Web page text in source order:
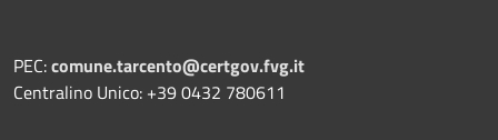
PEC:comune.tarcento@certgov.fvg.it
Centralino Unico: +39 0432 780611